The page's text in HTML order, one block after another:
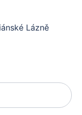
Lázně